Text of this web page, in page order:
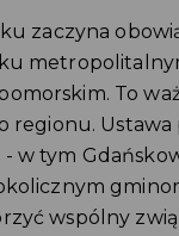
zaczyna
To
regionu. Ustawa
- w tym
wspólny